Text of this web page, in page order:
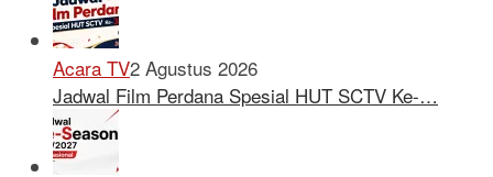
Acara TV2 Agustus 2026
Jadwal Film Perdana Spesial HUT SCTV Ke-…